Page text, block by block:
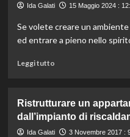
Ida Galati 15 Maggio 2024 :
Se volete creare un
ed entrare a pieno nello
Leggi tuttoLeggi
Fatevi
ammaliare
dalla
Ristrutturare un
dall’impianto di
Ida Galati 3 Novembre 2017 :